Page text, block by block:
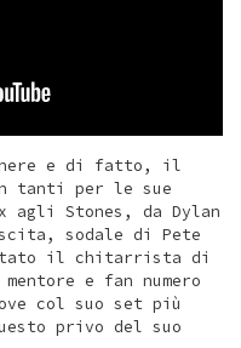
e di fatto, il
tanti per le sue
agli Stones, da Dylan
sodale di Pete
stato il chitarrista di
e fan numero
col suo set più
privo del suo